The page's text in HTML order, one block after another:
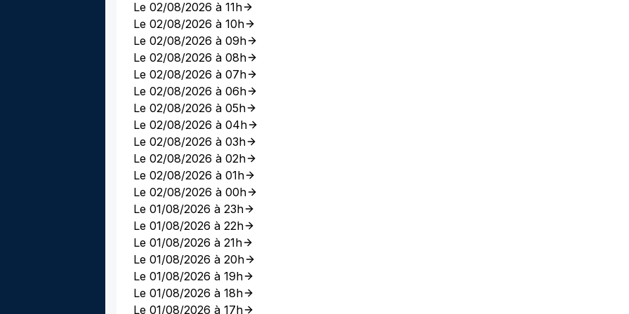
Le 02/08/2026 à 11h
Le 02/08/2026 à 10h
Le 02/08/2026 à 09h
Le 02/08/2026 à 08h
Le 02/08/2026 à 07h
Le 02/08/2026 à 06h
Le 02/08/2026 à 05h
Le 02/08/2026 à 04h
Le 02/08/2026 à 03h
Le 02/08/2026 à 02h
Le 02/08/2026 à 01h
Le 02/08/2026 à 00h
Le 01/08/2026 à 23h
Le 01/08/2026 à 22h
Le 01/08/2026 à 21h
Le 01/08/2026 à 20h
Le 01/08/2026 à 19h
Le 01/08/2026 à 18h
Le 01/08/2026 à 17h